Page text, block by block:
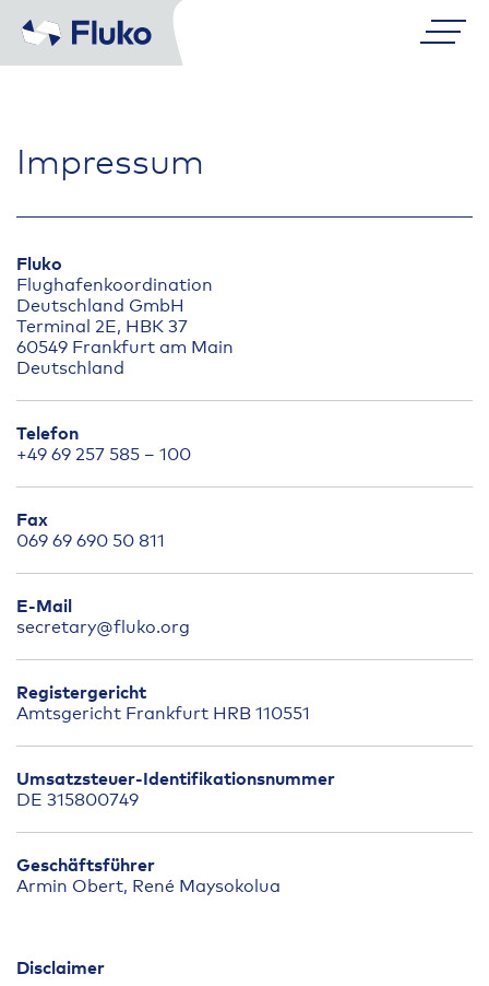
Impressum
Fluko
Flughafenkoordination
Deutschland GmbH
Terminal 2E, HBK 37
60549 Frankfurt am Main
Deutschland
Telefon
+49 69 257 585 – 100
Fax
069 69 690 50 811
E-Mail
secretary@fluko.org
Registergericht
Amtsgericht Frankfurt HRB 110551
Umsatzsteuer-Identifikationsnummer
DE 315800749
Geschäftsführer
Armin Obert, René Maysokolua
Disclaimer